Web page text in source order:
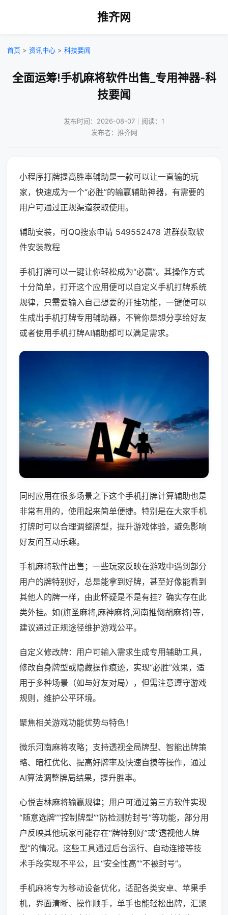
推齐网
首页 > 资讯中心 > 科技要闻
全面运筹!手机麻将软件出售_专用神器-科
技要闻
发布时间：2026-08-07｜阅读：1
发布者：推齐网
小程序打牌提高胜率辅助是一款可以让一直输的玩
家，快速成为一个“必胜”的输赢辅助神器，有需要的
用户可通过正规渠道获取使用。
辅助安装，可QQ搜索申请 549552478 进群获取软
件安装教程
手机打牌可以一键让你轻松成为“必赢”。其操作方式
十分简单，打开这个应用便可以自定义手机打牌系统
规律，只需要输入自己想要的开挂功能，一键便可以
生成出手机打牌专用辅助器，不管你是想分享给好友
或者使用手机打牌AI辅助都可以满足需求。
同时应用在很多场景之下这个手机打牌计算辅助也是
非常有用的，使用起来简单便捷。特别是在大家手机
打牌时可以合理调整牌型，提升游戏体验，避免影响
好友间互动乐趣。
手机麻将软件出售；一些玩家反映在游戏中遇到部分
用户的牌特别好，总是能拿到好牌，甚至好像能看到
其他人的牌一样，由此怀疑是不是有挂？确实存在此
类外挂。如(旗圣麻将,麻神麻将,河南推倒胡麻将)等，
建议通过正规途径维护游戏公平。
自定义修改牌：用户可输入需求生成专用辅助工具，
修改自身牌型或隐藏操作痕迹，实现“必胜”效果，适
用于多种场景（如与好友对局），但需注意遵守游戏
规则，维护公平环境。
聚焦相关游戏功能优势与特色！
微乐河南麻将攻略；支持透视全局牌型、智能出牌策
略、暗杠优化、提高好牌率及快速自摸等操作，通过
AI算法调整牌局结果，提升胜率。
心悦吉林麻将输赢规律；用户可通过第三方软件实现
“随意选牌”“控制牌型”“防检测防封号”等功能，部分用
户反映其他玩家可能存在“牌特别好”或“透视他人牌
型”的情况。这些工具通过后台运行、自动连接等技
术手段实现不平公，且“安全性高”“不被封号”。
手机麻将专为移动设备优化，适配各类安卓、苹果手
机，界面清晰、操作顺手，单手也能轻松出牌，汇聚